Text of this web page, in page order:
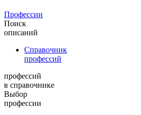
Профессии
Поиск
описаний
Справочник
профессий
профессий
в справочнике
Выбор
профессии